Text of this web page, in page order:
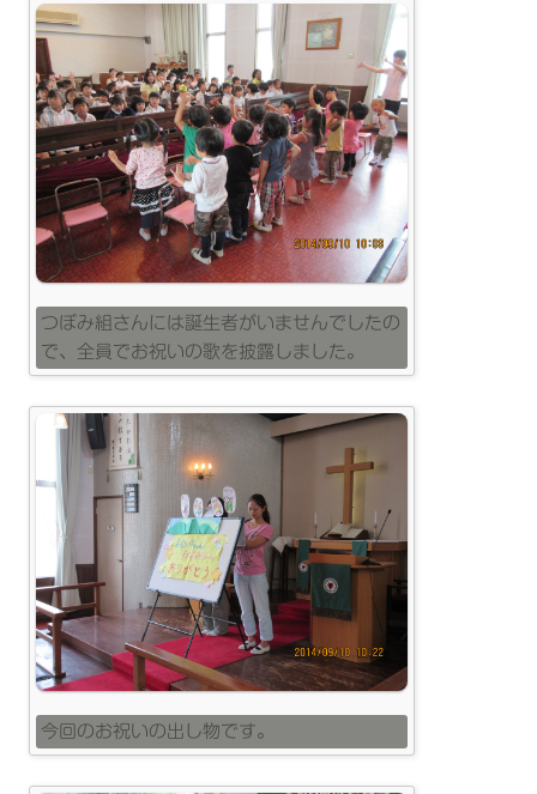
つぼみ組さんには誕生者がいませんでしたの
で、全員でお祝いの歌を披露しました。
今回のお祝いの出し物です。